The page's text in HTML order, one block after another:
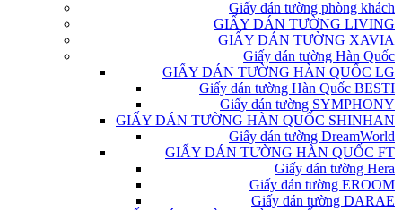
Giấy dán tường phòng khách
GIẤY DÁN TƯỜNG LIVING
GIẤY DÁN TƯỜNG XAVIA
Giấy dán tường Hàn Quốc
GIẤY DÁN TƯỜNG HÀN QUỐC LG
Giấy dán tường Hàn Quốc BESTI
Giấy dán tường SYMPHONY
GIẤY DÁN TƯỜNG HÀN QUỐC SHINHAN
Giấy dán tường DreamWorld
GIẤY DÁN TƯỜNG HÀN QUỐC FT
Giấy dán tường Hera
Giấy dán tường EROOM
Giấy dán tường DARAE